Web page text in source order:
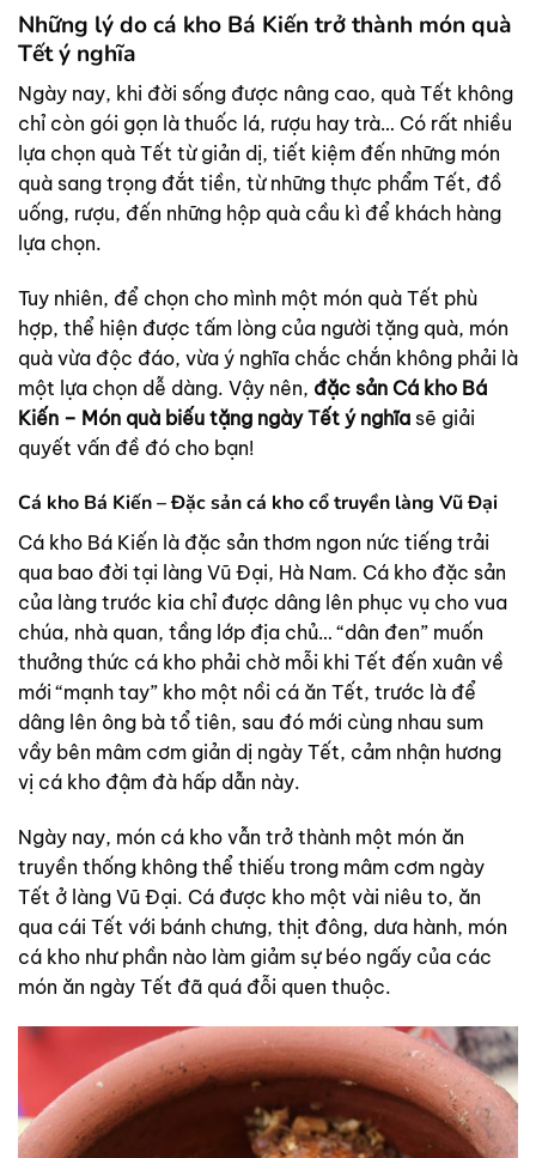
Những lý do cá kho Bá Kiến trở thành món quà
Tết ý nghĩa
Ngày nay, khi đời sống được nâng cao, quà Tết không
chỉ còn gói gọn là thuốc lá, rượu hay trà… Có rất nhiều
lựa chọn quà Tết từ giản dị, tiết kiệm đến những món
quà sang trọng đắt tiền, từ những thực phẩm Tết, đồ
uống, rượu, đến những hộp quà cầu kì để khách hàng
lựa chọn.
Tuy nhiên, để chọn cho mình một món quà Tết phù
hợp, thể hiện được tấm lòng của người tặng quà, món
quà vừa độc đáo, vừa ý nghĩa chắc chắn không phải là
một lựa chọn dễ dàng. Vậy nên, đặc sản Cá kho Bá
Kiến – Món quà biếu tặng ngày Tết ý nghĩa sẽ giải
quyết vấn đề đó cho bạn!
Cá kho Bá Kiến – Đặc sản cá kho cổ truyền làng Vũ Đại
Cá kho Bá Kiến là đặc sản thơm ngon nức tiếng trải
qua bao đời tại làng Vũ Đại, Hà Nam. Cá kho đặc sản
của làng trước kia chỉ được dâng lên phục vụ cho vua
chúa, nhà quan, tầng lớp địa chủ… “dân đen” muốn
thưởng thức cá kho phải chờ mỗi khi Tết đến xuân về
mới “mạnh tay” kho một nồi cá ăn Tết, trước là để
dâng lên ông bà tổ tiên, sau đó mới cùng nhau sum
vầy bên mâm cơm giản dị ngày Tết, cảm nhận hương
vị cá kho đậm đà hấp dẫn này.
Ngày nay, món cá kho vẫn trở thành một món ăn
truyền thống không thể thiếu trong mâm cơm ngày
Tết ở làng Vũ Đại. Cá được kho một vài niêu to, ăn
qua cái Tết với bánh chưng, thịt đông, dưa hành, món
cá kho như phần nào làm giảm sự béo ngấy của các
món ăn ngày Tết đã quá đỗi quen thuộc.